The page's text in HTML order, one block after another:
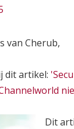
van Cherub,
dit artikel:
Dit